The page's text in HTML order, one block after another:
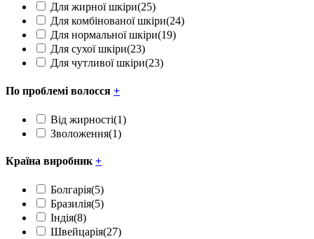
Для жирної шкіри(25)
Для комбінованої шкіри(24)
Для нормальної шкіри(19)
Для сухої шкіри(23)
Для чутливої шкіри(23)
По проблемі волосся +
Від жирності(1)
Зволоження(1)
Країна виробник +
Болгарія(5)
Бразилія(5)
Індія(8)
Швейцарія(27)